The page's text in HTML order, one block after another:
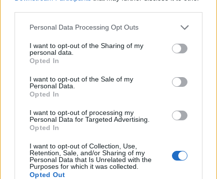
Personal Data Processing Opt Outs
I want to opt-out of the Sharing of my
personal data.
Opted In
I want to opt-out of the Sale of my
Personal Data.
Opted In
I want to opt-out of processing my
Personal Data for Targeted Advertising.
Opted In
I want to opt-out of Collection, Use,
Retention, Sale, and/or Sharing of my
Personal Data that Is Unrelated with the
Purposes for which it was collected.
Opted Out
Guess“, sagt Paul Marciano,
Mitbegründer & Chief Creative Officer von Guess?, Inc.
berührende Erlebnisse an einem der begehrtesten Orte
der Welt zu schaffen“
Anschluss wurden die Gäste mitWellness-Sessionsmit
Rotlichttherapie in Zusammenarbeit mit Luminous Labs
verwöhnt. Get-togethers und Abendveranstaltungen an
Orten wie dem Hotel Bellevue oder La Ferme Saint-
Amour rundeten das unvergessliche Erlebnis ab.